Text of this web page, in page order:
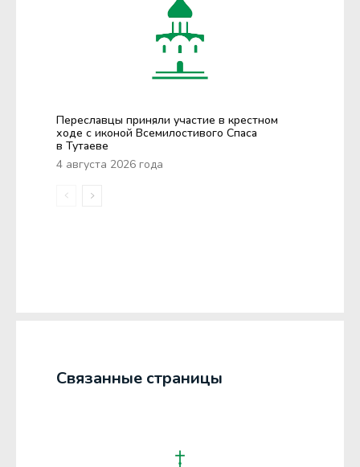
Переславцы приняли участие в крестном
ходе с иконой Всемилостивого Спаса
в Тутаеве
4 августа 2026 года
Связанные страницы